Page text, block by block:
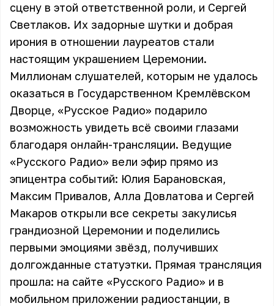
сцену в этой ответственной роли, и Сергей
Светлаков. Их задорные шутки и добрая
ирония в отношении лауреатов стали
настоящим украшением Церемонии.
Миллионам слушателей, которым не удалось
оказаться в Государственном Кремлёвском
Дворце, «Русское Радио» подарило
возможность увидеть всё своими глазами
благодаря онлайн-трансляции. Ведущие
«Русского Радио» вели эфир прямо из
эпицентра событий: Юлия Барановская,
Максим Привалов, Алла Довлатова и Сергей
Макаров открыли все секреты закулисья
грандиозной Церемонии и поделились
первыми эмоциями звёзд, получивших
долгожданные статуэтки. Прямая трансляция
прошла: на сайте «Русского Радио» и в
мобильном приложении радиостанции, в